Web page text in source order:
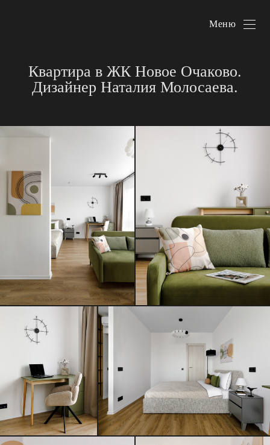
Меню
Квартира в ЖК Новое Очаково.
Дизайнер Наталия Молосаева.